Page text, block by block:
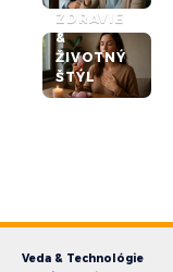
ZDRAVIE
&
ŽIVOTNÝ
ŠTÝL
Veda & Technológie